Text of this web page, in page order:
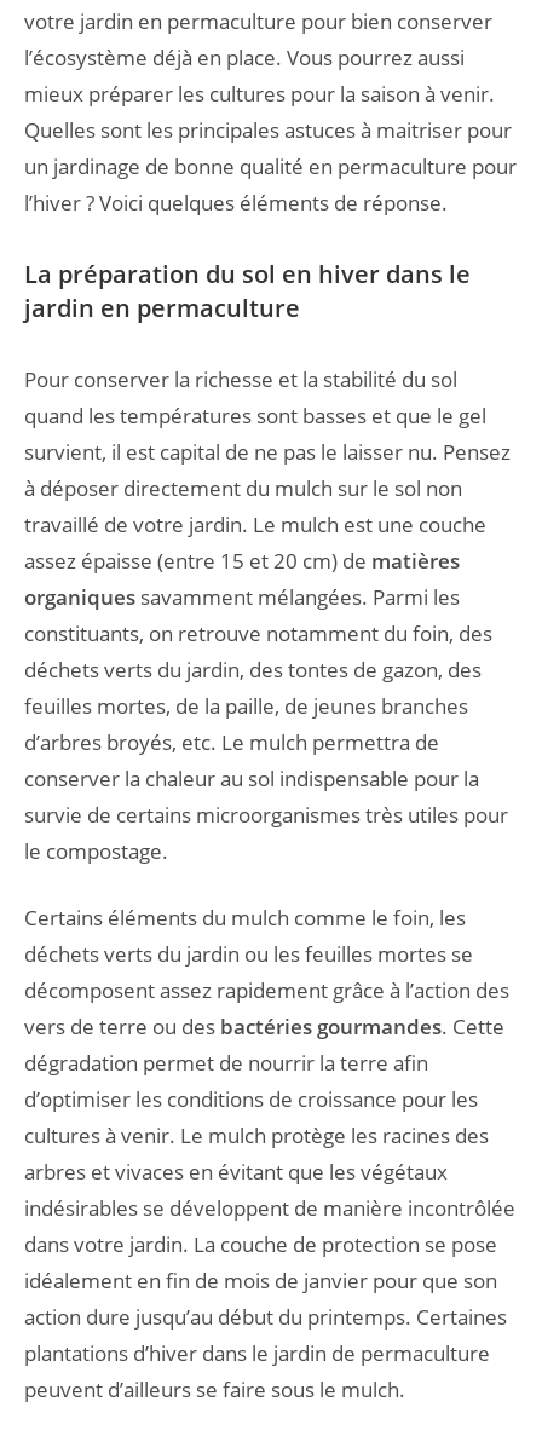
votre jardin en permaculture pour bien conserver
l’écosystème déjà en place. Vous pourrez aussi
mieux préparer les cultures pour la saison à venir.
Quelles sont les principales astuces à maitriser pour
un jardinage de bonne qualité en permaculture pour
l’hiver ? Voici quelques éléments de réponse.
La préparation du sol en hiver dans le
jardin en permaculture
Pour conserver la richesse et la stabilité du sol
quand les températures sont basses et que le gel
survient, il est capital de ne pas le laisser nu. Pensez
à déposer directement du mulch sur le sol non
travaillé de votre jardin. Le mulch est une couche
assez épaisse (entre 15 et 20 cm) de matières
organiques savamment mélangées. Parmi les
constituants, on retrouve notamment du foin, des
déchets verts du jardin, des tontes de gazon, des
feuilles mortes, de la paille, de jeunes branches
d’arbres broyés, etc. Le mulch permettra de
conserver la chaleur au sol indispensable pour la
survie de certains microorganismes très utiles pour
le compostage.
Certains éléments du mulch comme le foin, les
déchets verts du jardin ou les feuilles mortes se
décomposent assez rapidement grâce à l’action des
vers de terre ou des bactéries gourmandes. Cette
dégradation permet de nourrir la terre afin
d’optimiser les conditions de croissance pour les
cultures à venir. Le mulch protège les racines des
arbres et vivaces en évitant que les végétaux
indésirables se développent de manière incontrôlée
dans votre jardin. La couche de protection se pose
idéalement en fin de mois de janvier pour que son
action dure jusqu’au début du printemps. Certaines
plantations d’hiver dans le jardin de permaculture
peuvent d’ailleurs se faire sous le mulch.